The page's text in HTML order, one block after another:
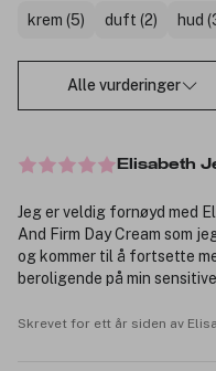
krem (5) duft (2) hud
Alle vurderinger
Elisabeth
Jeg er veldig fornøyd med
And Firm Day Cream som
og kommer til å fortsette
beroligende på min
Skrevet for ett år siden av